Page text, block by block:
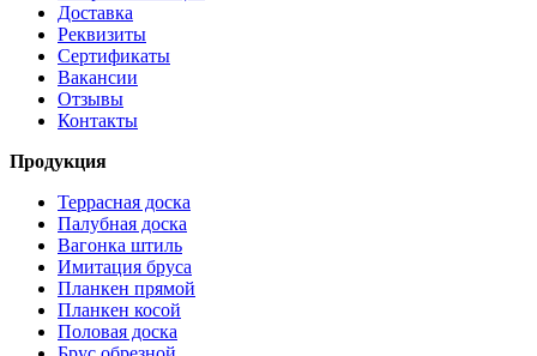
Доставка
Реквизиты
Сертификаты
Вакансии
Отзывы
Контакты
Продукция
Террасная доска
Палубная доска
Вагонка штиль
Имитация бруса
Планкен прямой
Планкен косой
Половая доска